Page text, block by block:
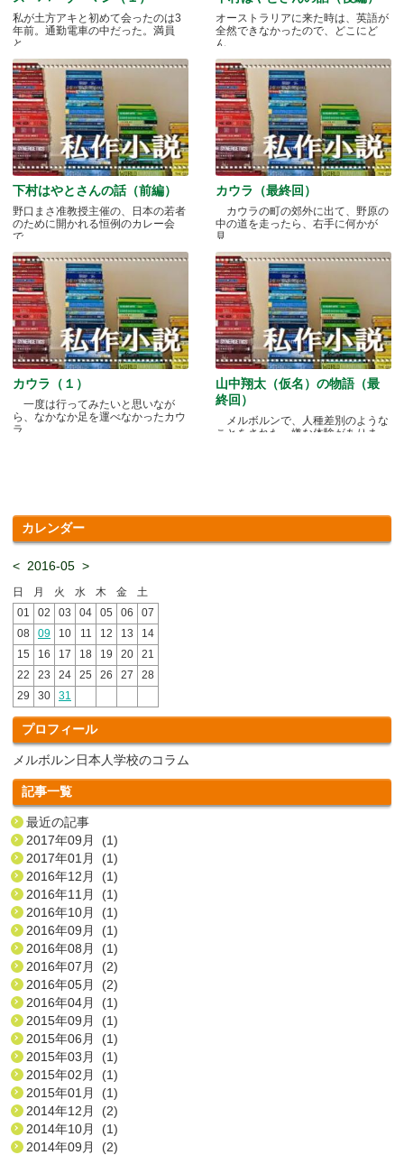
私が土方アキと初めて会ったのは3
年前。通勤電車の中だった。満員
と.....
オーストラリアに来た時は、英語が
全然できなかったので、どこにど
ん.....
下村はやとさんの話（前編）
野口まさ准教授主催の、日本の若者
のために開かれる恒例のカレー会
で.....
カウラ（最終回）
カウラの町の郊外に出て、野原の
中の道を走ったら、右手に何かが
見.....
カウラ（１）
一度は行ってみたいと思いなが
ら、なかなか足を運べなかったカウ
ラ.....
山中翔太（仮名）の物語（最
終回）
メルボルンで、人種差別のような
ことをされた、嫌な体験がありま
カレンダー
< 2016-05 >
日 月 火 水 木 金
土
01
02 03 04 05 06
07
08
09 10 11 12 13
14
15
16 17 18 19 20
21
22
23 24 25 26 27
28
29
30 31
プロフィール
メルボルン日本人学校のコラム
記事一覧
最近の記事
2017年09月 (1)
2017年01月 (1)
2016年12月 (1)
2016年11月 (1)
2016年10月 (1)
2016年09月 (1)
2016年08月 (1)
2016年07月 (2)
2016年05月 (2)
2016年04月 (1)
2015年09月 (1)
2015年06月 (1)
2015年03月 (1)
2015年02月 (1)
2015年01月 (1)
2014年12月 (2)
2014年10月 (1)
2014年09月 (2)